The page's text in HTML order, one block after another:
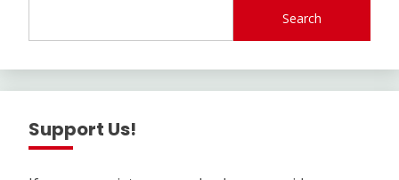
Search
Support Us!